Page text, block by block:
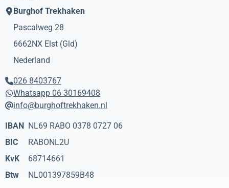
Burghof Trekhaken
Pascalweg 28
6662NX Elst (Gld)
Nederland
026 8403767
Whatsapp 06 30169408
info@burghoftrekhaken.nl
IBAN NL69 RABO 0378 0727 06
BIC
RABONL2U
KvK
68714661
Btw
NL001397859B48